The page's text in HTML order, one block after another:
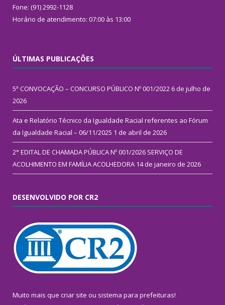
Fone: (91) 2992-1128
Horário de atendimento: 07:00 às 13:00
ÚLTIMAS PUBLICAÇÕES
5ª CONVOCAÇÃO – CONCURSO PÚBLICO Nº 001/2022 6 de julho de
2026
Ata e Relatório Técnico da Igualdade Racial referentes ao Fórum
da Igualdade Racial – 06/11/2025 1 de abril de 2026
2° EDITAL DE CHAMADA PÚBLICA Nº 001/2026 SERVIÇO DE
ACOLHIMENTO EM FAMÍLIA ACOLHEDORA 14 de janeiro de 2026
DESENVOLVIDO POR CR2
Muito mais que criar site ou sistema para prefeituras!